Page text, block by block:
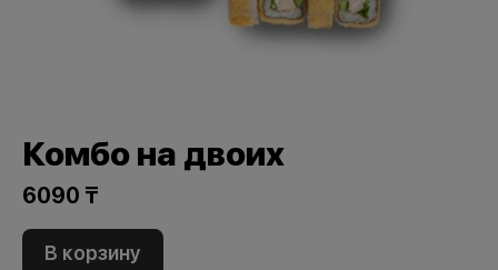
Комбо на двоих
6090 ₸
В корзину